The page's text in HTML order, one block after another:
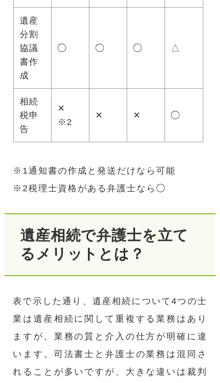
遺産
分割
協議
書作
成
◯ ◯ ◯ △
相続
税申
告
✕
※2
✕ ✕ ◯
※1通知書の作成と発送だけなら可能
※2税理士資格がある弁護士なら◯
遺産相続で弁護士を立て
るメリットとは？
表で示した通り、遺産相続について4つの士
業は遺産相続に関して重複する業務はあり
ますが、業務の質と介入の仕方が明確に違
います。司法書士と弁護士の業務は混同さ
れることが多いですが、大きな違いは裁判